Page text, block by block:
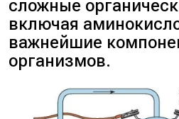
сложные
включая
важнейшие
организмов.